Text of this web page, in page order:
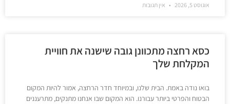
אוגוסט 5, 2026 אין תגובות
כסא רחצה מתכוונן גובה שישנה את חוויית
המקלחת שלך
בואו נודה באמת. הבית שלנו, ובמיוחד חדר הרחצה, אמור להיות המקום
הבטוח והפרטי ביותר עבורנו. הוא המקום שבו אנחנו מתנקים, מתרעננים